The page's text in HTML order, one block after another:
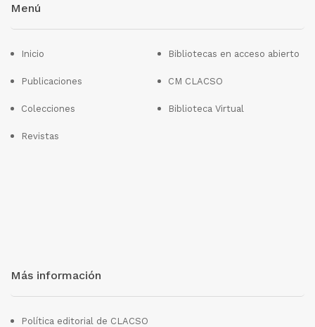
Menú
Inicio
Publicaciones
Colecciones
Revistas
Bibliotecas en acceso abierto
CM CLACSO
Biblioteca Virtual
Más información
Política editorial de CLACSO